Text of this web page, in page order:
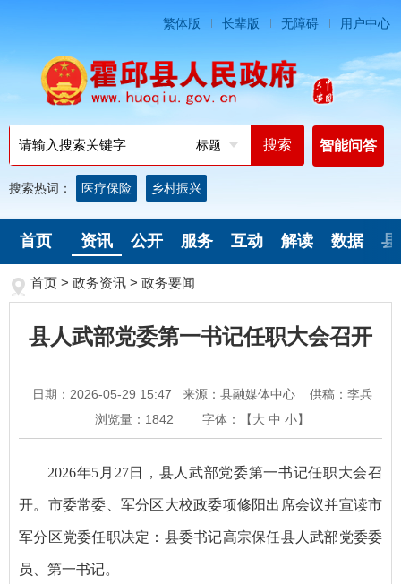
繁体版 长辈版 无障碍 用户中心
标题 智能问答
搜索热词： 医疗保险 乡村振兴
首页 资讯 公开 服务 互动 解读 数据 县
首页 > 政务资讯 > 政务要闻
县人武部党委第一书记任职大会召开
日期：2026-05-29 15:47 来源：县融媒体中心
供稿：李兵
浏览量： 1842 字体：【大 中 小】
2026年5月27日，县人武部党委第一书记任职大会召
开。市委常委、军分区大校政委项修阳出席会议并宣读市
军分区党委任职决定：县委书记高宗保任县人武部党委委
员、第一书记。